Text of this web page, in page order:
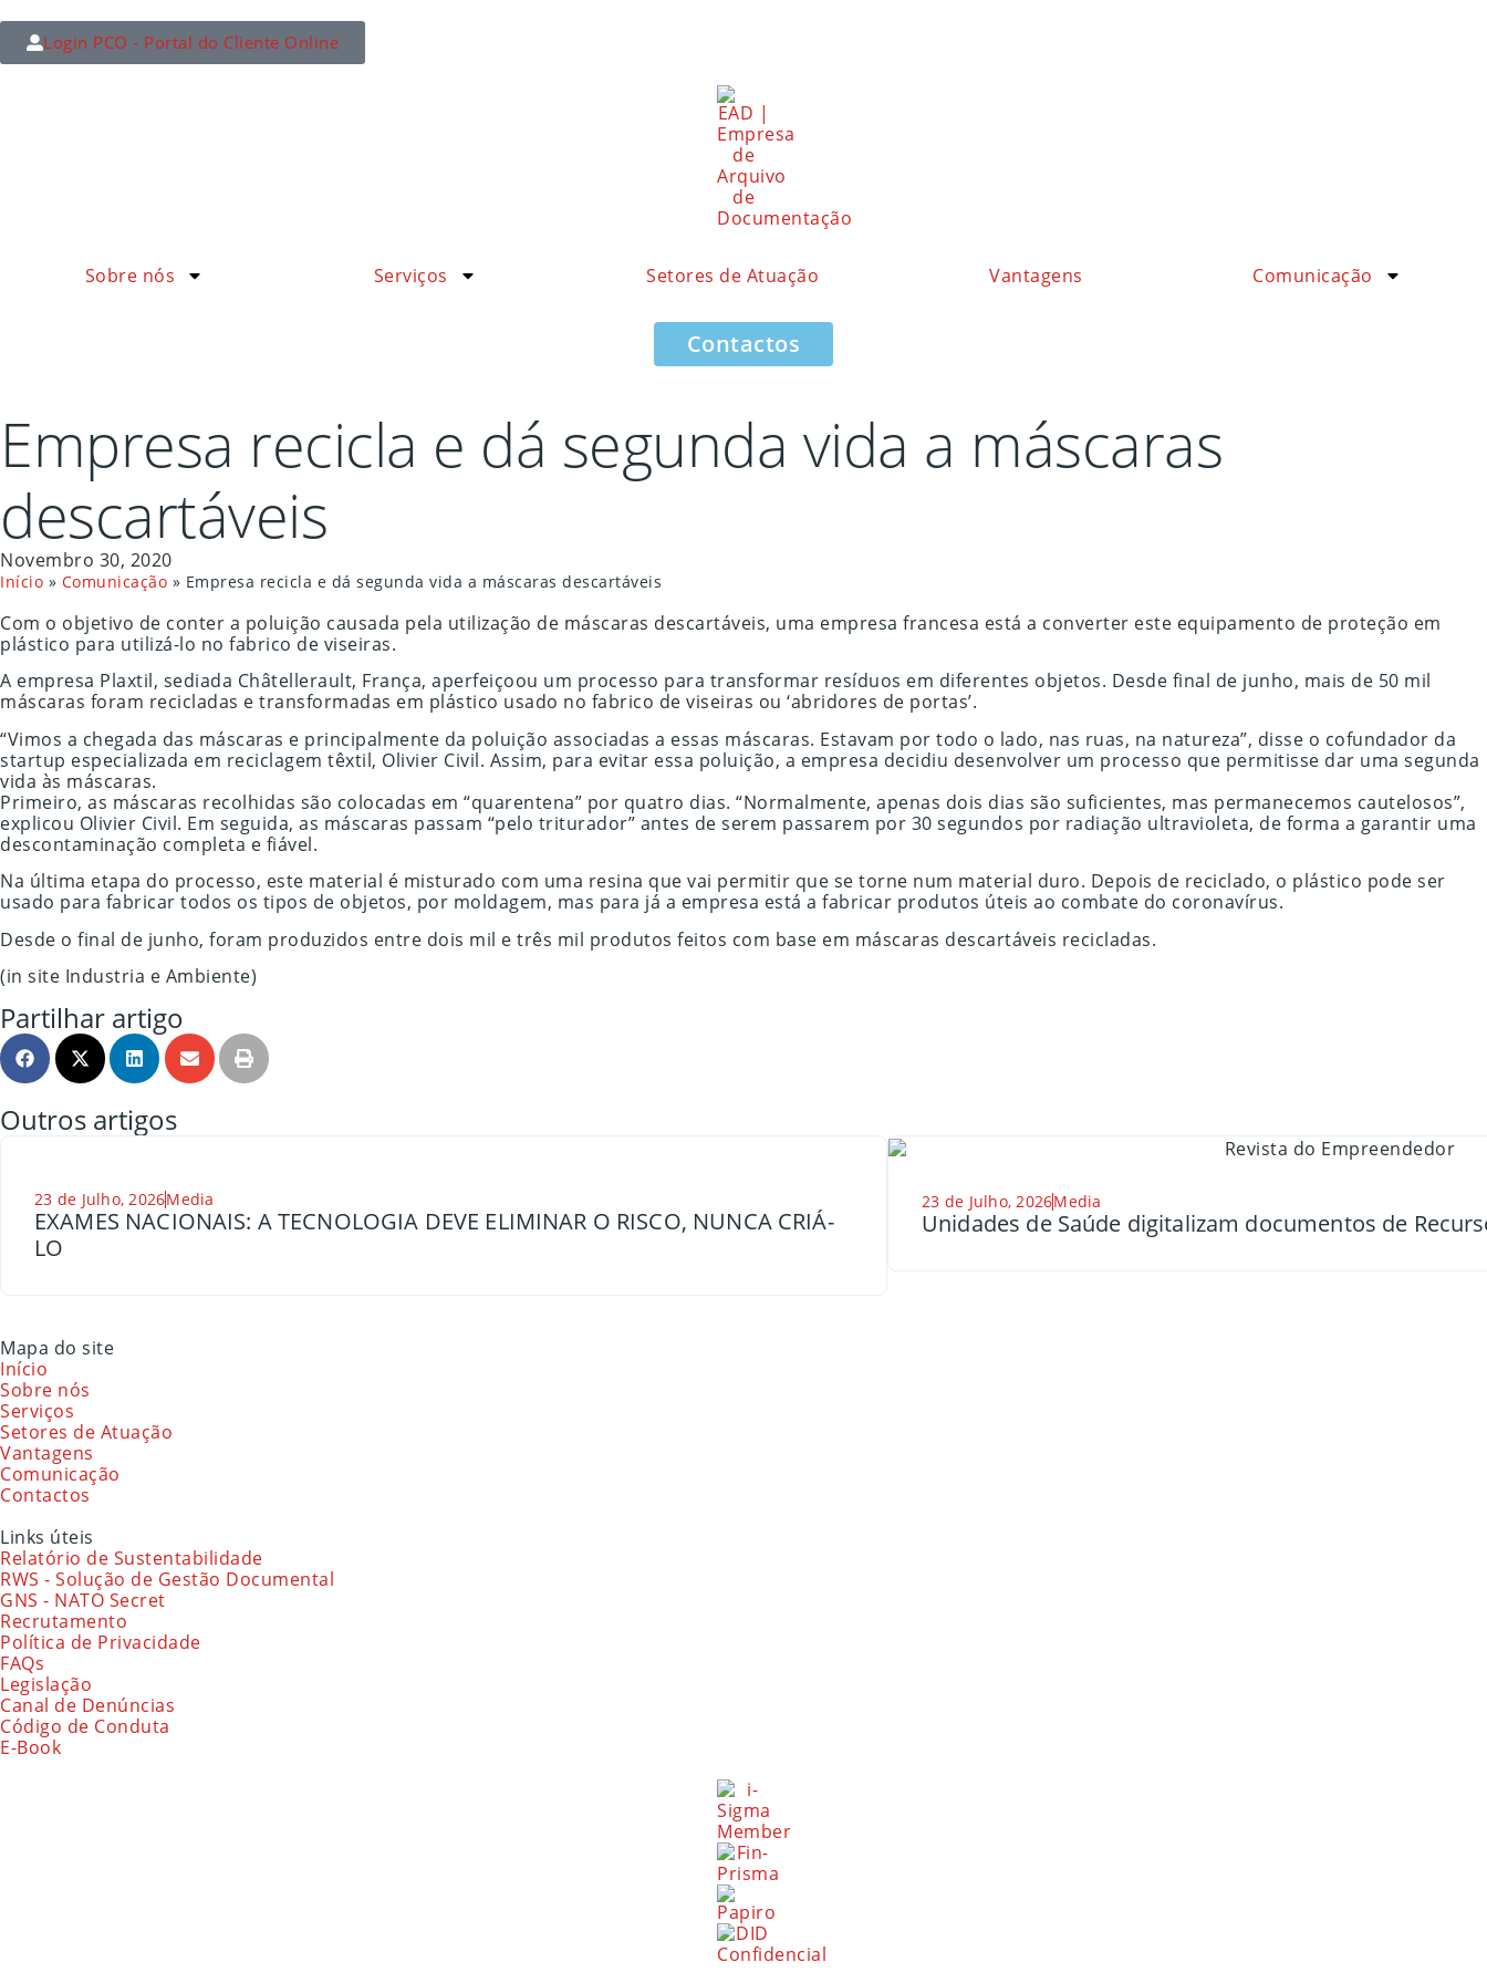
Login PCO - Portal do Cliente Online
Sobre nós Serviços Setores de Atuação Vantagens Comunicação
Contactos
Empresa recicla e dá segunda vida a máscaras
descartáveis
Novembro 30, 2020
Início » Comunicação » Empresa recicla e dá segunda vida a máscaras descartáveis
Com o objetivo de conter a poluição causada pela utilização de máscaras descartáveis, uma empresa francesa está a converter este equipamento de proteção em
plástico para utilizá-lo no fabrico de viseiras.
A empresa Plaxtil, sediada Châtellerault, França, aperfeiçoou um processo para transformar resíduos em diferentes objetos. Desde final de junho, mais de 50 mil
máscaras foram recicladas e transformadas em plástico usado no fabrico de viseiras ou ‘abridores de portas’.
“Vimos a chegada das máscaras e principalmente da poluição associadas a essas máscaras. Estavam por todo o lado, nas ruas, na natureza”, disse o cofundador da
startup especializada em reciclagem têxtil, Olivier Civil. Assim, para evitar essa poluição, a empresa decidiu desenvolver um processo que permitisse dar uma segunda
vida às máscaras.
Primeiro, as máscaras recolhidas são colocadas em “quarentena” por quatro dias. “Normalmente, apenas dois dias são suficientes, mas permanecemos cautelosos”,
explicou Olivier Civil. Em seguida, as máscaras passam “pelo triturador” antes de serem passarem por 30 segundos por radiação ultravioleta, de forma a garantir uma
descontaminação completa e fiável.
Na última etapa do processo, este material é misturado com uma resina que vai permitir que se torne num material duro. Depois de reciclado, o plástico pode ser
usado para fabricar todos os tipos de objetos, por moldagem, mas para já a empresa está a fabricar produtos úteis ao combate do coronavírus.
Desde o final de junho, foram produzidos entre dois mil e três mil produtos feitos com base em máscaras descartáveis recicladas.
(in site Industria e Ambiente)
Partilhar artigo
Outros artigos
23 de Julho, 2026Media
EXAMES NACIONAIS: A TECNOLOGIA DEVE ELIMINAR O RISCO, NUNCA CRIÁ-
LO
23 de Julho, 2026Media
Unidades de Saúde digitalizam documentos de
Mapa do site
Início
Sobre nós
Serviços
Setores de Atuação
Vantagens
Comunicação
Contactos
Links úteis
Relatório de Sustentabilidade
RWS - Solução de Gestão Documental
GNS - NATO Secret
Recrutamento
Política de Privacidade
FAQs
Legislação
Canal de Denúncias
Código de Conduta
E-Book